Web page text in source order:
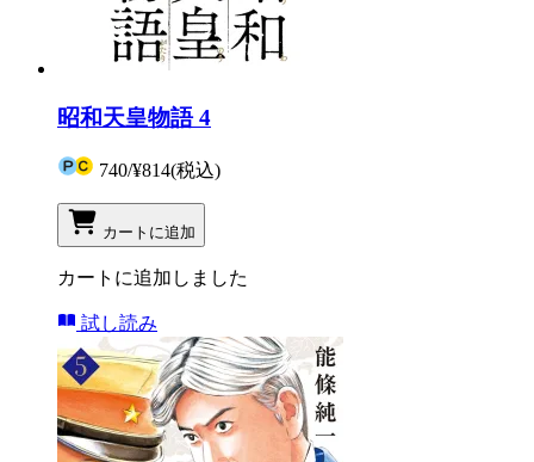
昭和天皇物語 4
740/¥814(税込)
カートに追加
カートに追加しました
試し読み